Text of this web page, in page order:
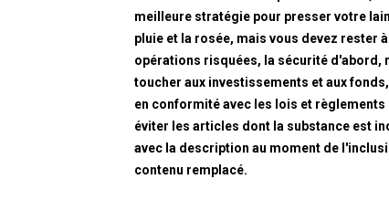
meilleure stratégie pour presser votre
pluie et la rosée, mais vous devez rester
opérations risquées, la sécurité d'abord,
toucher aux investissements et aux
en conformité avec les lois et règlements
éviter les articles dont la substance est
avec la description au moment de
contenu remplacé.